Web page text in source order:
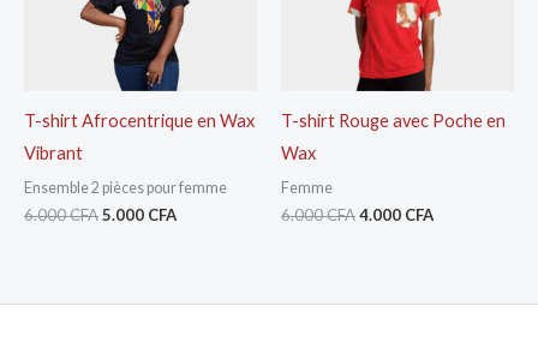
T-shirt Afrocentrique en Wax
Vibrant
Ensemble 2 pièces pour femme
6.000CFA5.000 CFA
T-shirt Rouge avec Poche en
Wax
Femme
6.000CFA4.000 CFA